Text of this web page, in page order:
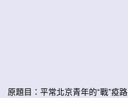
原題目：平常北京青年的“戰”疫路